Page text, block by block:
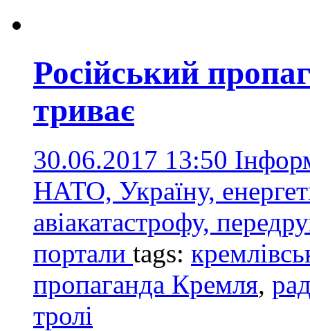
Російський
триває
30.06.2017 13:50
НАТО, Україну,
авіакатастрофу,
портали tags:
пропаганда Кремля,
тролі